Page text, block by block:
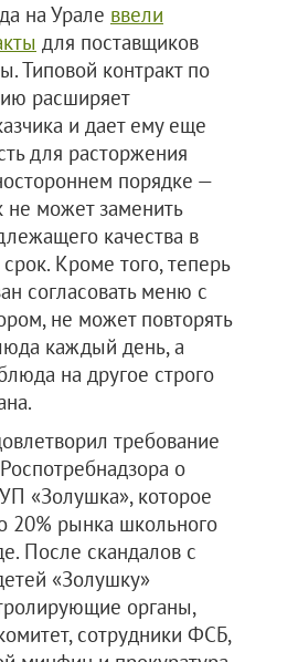
на Урале ввели
для поставщиков
Типовой контракт по
расширяет
и дает ему еще
для расторжения
порядке —
не может заменить
качества в
Кроме того, теперь
согласовать меню с
не может повторять
каждый день, а
на другое строго
требование
о
«Золушка», которое
20% рынка школьного
После скандалов с
«Золушку»
органы,
сотрудники ФСБ,